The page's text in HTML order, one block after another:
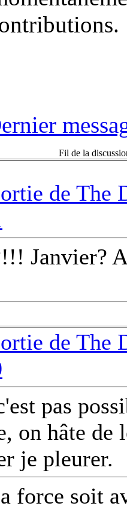
Fil de la
de The
Janvier?
de The
pas
on hâte de
je pleurer.
force soit